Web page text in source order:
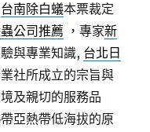
台南除白蟻本票裁定
公司推薦 ，專家新
與專業知識, 台北日
社所成立的宗旨與
及親切的服務品
亞熱帶低海拔的原